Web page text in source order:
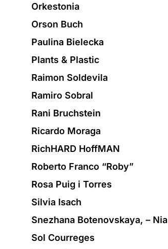
Orkestonia
Orson Buch
Paulina Bielecka
Plants & Plastic
Raimon Soldevila
Ramiro Sobral
Rani Bruchstein
Ricardo Moraga
RichHARD HoffMAN
Roberto Franco “Roby”
Rosa Puig i Torres
Silvia Isach
Snezhana Botenovskaya, – Nia
Sol Courreges